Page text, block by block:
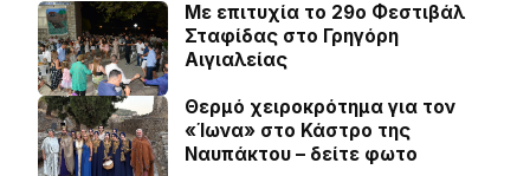
Με επιτυχία το 29ο Φεστιβάλ
Σταφίδας στο Γρηγόρη
Aιγιαλείας
Θερμό χειροκρότημα για τον
«Ίωνα» στο Κάστρο της
Ναυπάκτου – δείτε φωτο